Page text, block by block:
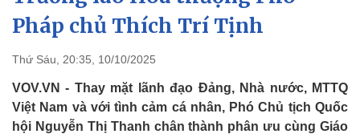
Tổ chức nhân sự
Quốc hội
Nhận diện sự thật
Dự báo thời tiết
Giáo dục
Dấu ấn VOV
Pháp chủ Thích Trí Tịnh
Thứ Sáu, 20:35, 10/10/2025
VOV.VN - Thay mặt lãnh đạo Đảng, Nhà nước, MTTQ
Việt Nam và với tình cảm cá nhân, Phó Chủ tịch Quốc
hội Nguyễn Thị Thanh chân thành phân ưu cùng Giáo